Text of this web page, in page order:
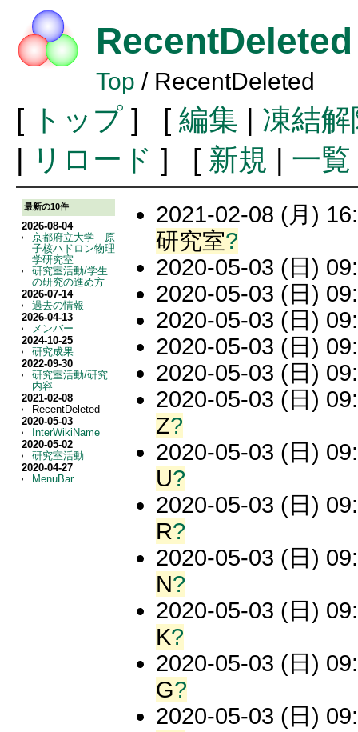
RecentDeleted
Top / RecentDeleted
[ トップ] [ 編集 | 凍結解
| リロード ] [ 新規 | 一覧
最新の10件
2026-08-04
京都府立大学 原
子核ハドロン物理
学研究室
研究室活動/学生
の研究の進め方
2026-07-14
過去の情報
2026-04-13
メンバー
2024-10-25
研究成果
2022-09-30
研究室活動/研究
内容
2021-02-08
RecentDeleted
2020-05-03
InterWikiName
2020-05-02
研究室活動
2020-04-27
MenuBar
2021-02-08 (月)
研究室?
2020-05-03 (日)
2020-05-03 (日)
2020-05-03 (日)
2020-05-03 (日)
2020-05-03 (日)
2020-05-03 (日)
Z?
2020-05-03 (日)
U?
2020-05-03 (日)
R?
2020-05-03 (日)
N?
2020-05-03 (日)
K?
2020-05-03 (日)
G?
2020-05-03 (日)